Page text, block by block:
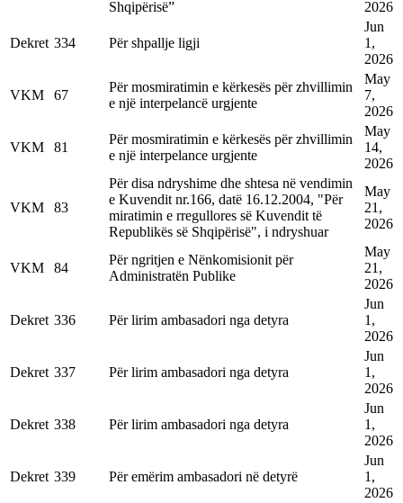
Shqipërisë”
2026
Dekret 334 Për shpallje ligji
Jun
1,
2026
VKM 67
Për mosmiratimin e kërkesës për zhvillimin
e një interpelancë urgjente
May
7,
2026
VKM 81
Për mosmiratimin e kërkesës për zhvillimin
e një interpelance urgjente
May
14,
2026
VKM 83
Për disa ndryshime dhe shtesa në vendimin
e Kuvendit nr.166, datë 16.12.2004, "Për
miratimin e rregullores së Kuvendit të
Republikës së Shqipërisë", i ndryshuar
May
21,
2026
VKM 84
Për ngritjen e Nënkomisionit për
Administratën Publike
May
21,
2026
Dekret 336 Për lirim ambasadori nga detyra
Jun
1,
2026
Dekret 337 Për lirim ambasadori nga detyra
Jun
1,
2026
Dekret 338 Për lirim ambasadori nga detyra
Jun
1,
2026
Dekret 339 Për emërim ambasadori në detyrë
Jun
1,
2026